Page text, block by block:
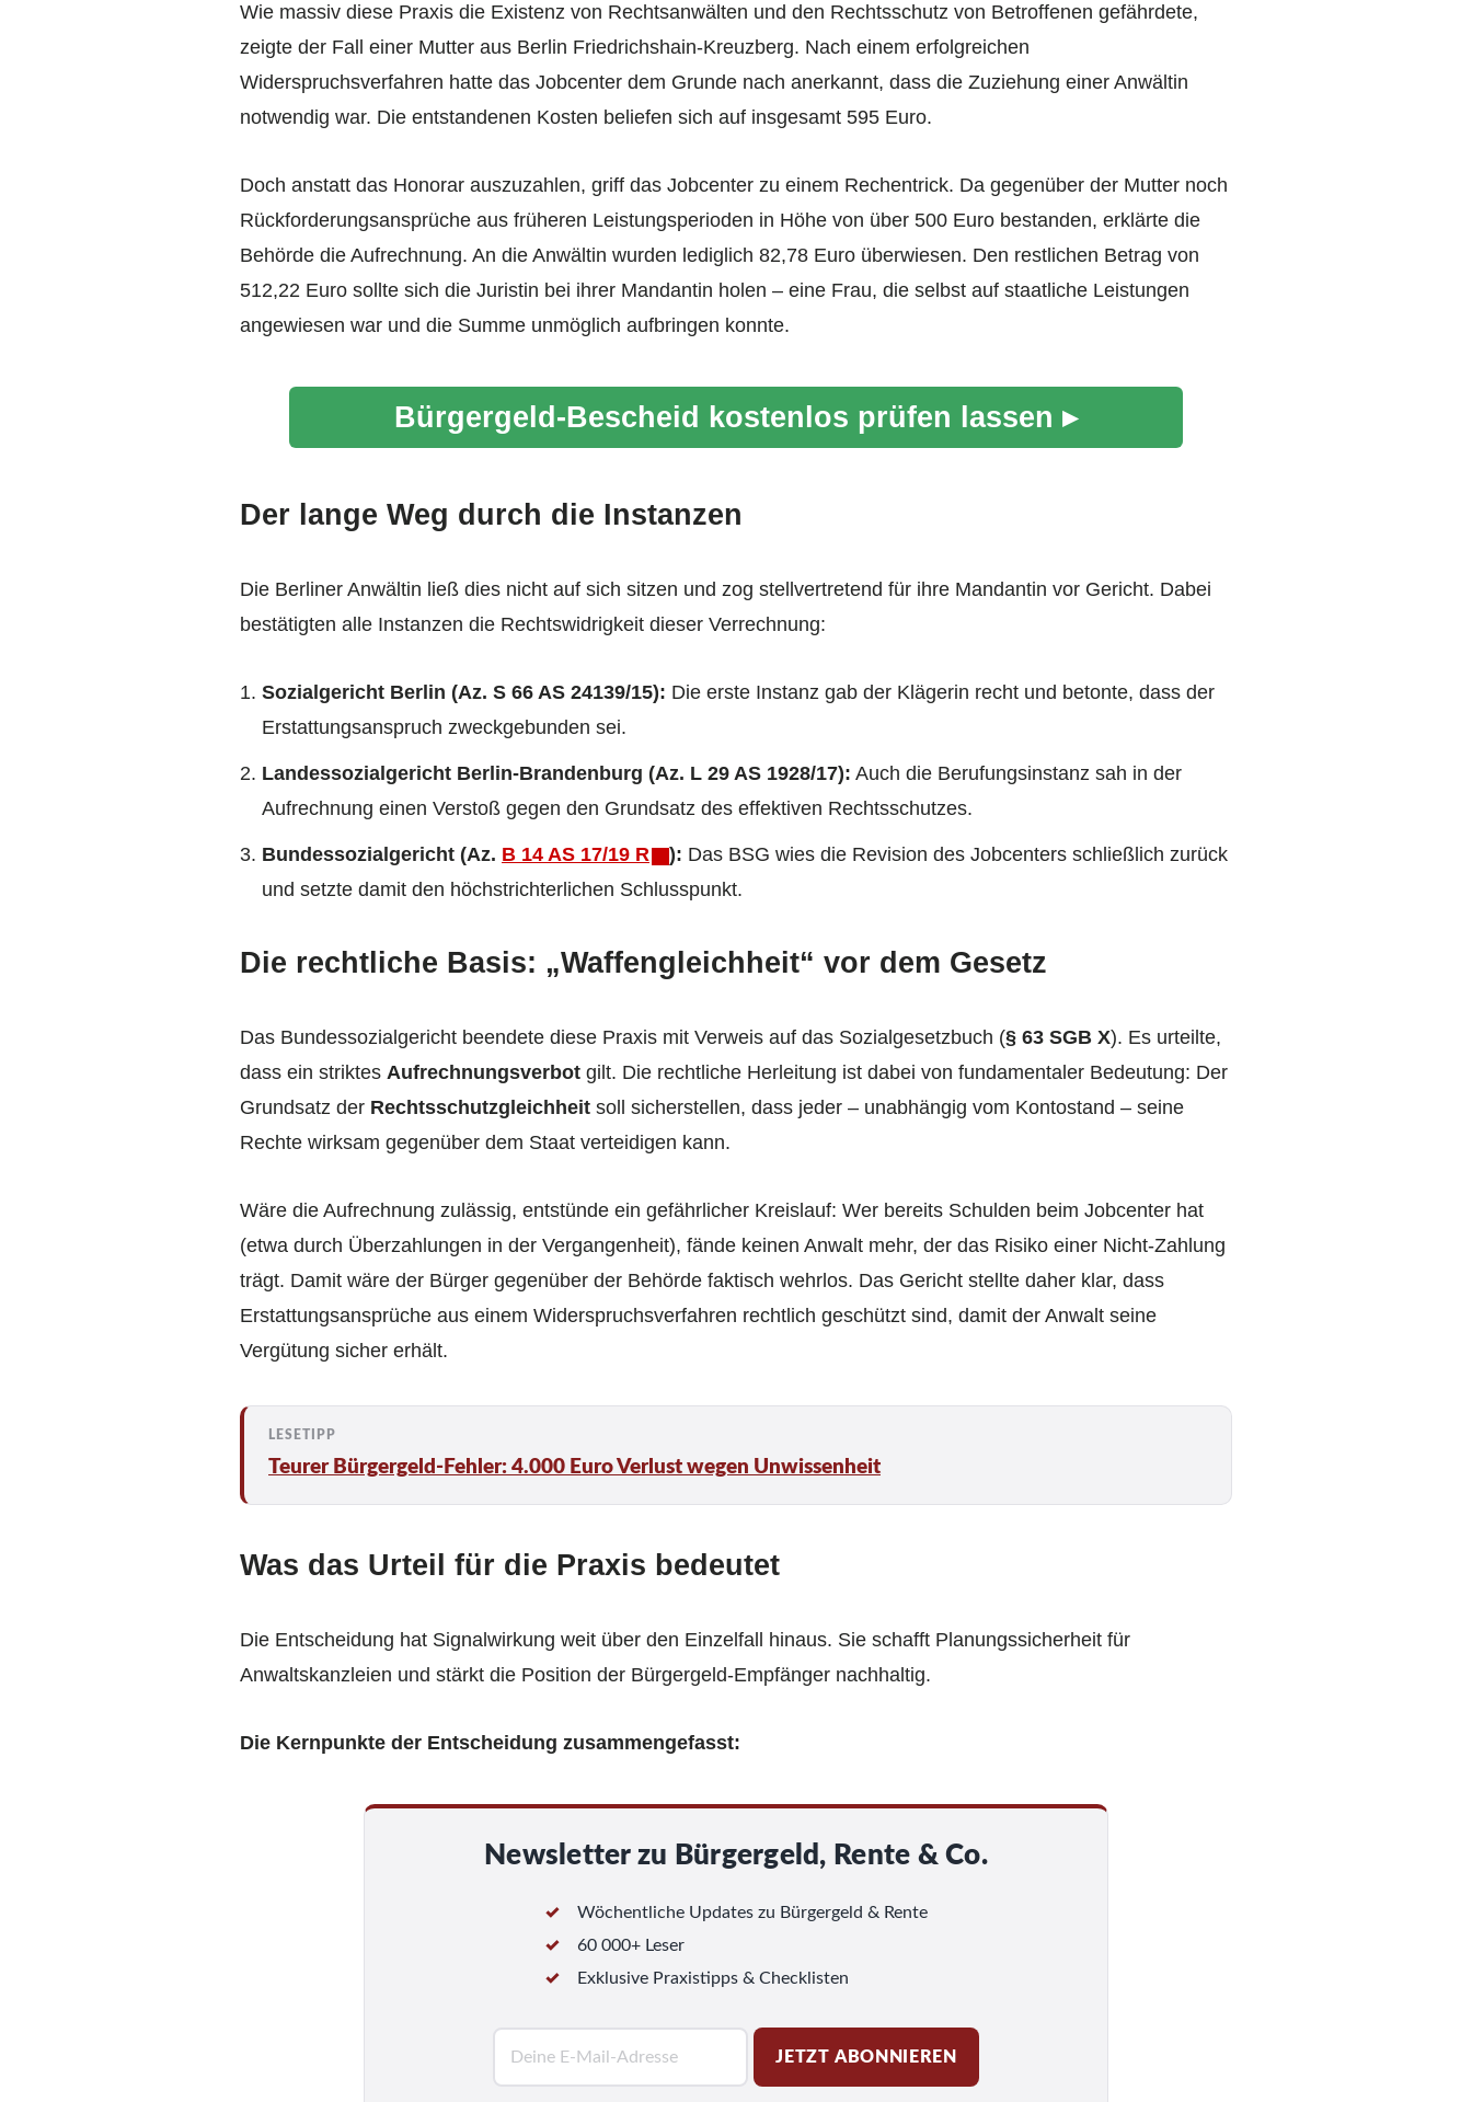
Wie massiv diese Praxis die Existenz von Rechtsanwälten und den Rechtsschutz von Betroffenen gefährdete,
zeigte der Fall einer Mutter aus Berlin Friedrichshain-Kreuzberg. Nach einem erfolgreichen
Widerspruchsverfahren hatte das Jobcenter dem Grunde nach anerkannt, dass die Zuziehung einer Anwältin
notwendig war. Die entstandenen Kosten beliefen sich auf insgesamt 595 Euro.
Doch anstatt das Honorar auszuzahlen, griff das Jobcenter zu einem Rechentrick. Da gegenüber der Mutter noch
Rückforderungsansprüche aus früheren Leistungsperioden in Höhe von über 500 Euro bestanden, erklärte die
Behörde die Aufrechnung. An die Anwältin wurden lediglich 82,78 Euro überwiesen. Den restlichen Betrag von
512,22 Euro sollte sich die Juristin bei ihrer Mandantin holen – eine Frau, die selbst auf staatliche Leistungen
angewiesen war und die Summe unmöglich aufbringen konnte.
Bürgergeld-Bescheid kostenlos prüfen lassen ▸
Der lange Weg durch die Instanzen
Die Berliner Anwältin ließ dies nicht auf sich sitzen und zog stellvertretend für ihre Mandantin vor Gericht. Dabei
bestätigten alle Instanzen die Rechtswidrigkeit dieser Verrechnung:
Sozialgericht Berlin (Az. S 66 AS 24139/15): Die erste Instanz gab der Klägerin recht und betonte, dass der
Erstattungsanspruch zweckgebunden sei.
Landessozialgericht Berlin-Brandenburg (Az. L 29 AS 1928/17): Auch die Berufungsinstanz sah in der
Aufrechnung einen Verstoß gegen den Grundsatz des effektiven Rechtsschutzes.
Bundessozialgericht (Az. B 14 AS 17/19 R ): Das BSG wies die Revision des Jobcenters schließlich zurück
und setzte damit den höchstrichterlichen Schlusspunkt.
Die rechtliche Basis: „Waffengleichheit“ vor dem Gesetz
Das Bundessozialgericht beendete diese Praxis mit Verweis auf das Sozialgesetzbuch (§ 63 SGB X). Es urteilte,
dass ein striktes Aufrechnungsverbot gilt. Die rechtliche Herleitung ist dabei von fundamentaler Bedeutung: Der
Grundsatz der Rechtsschutzgleichheit soll sicherstellen, dass jeder – unabhängig vom Kontostand – seine
Rechte wirksam gegenüber dem Staat verteidigen kann.
Wäre die Aufrechnung zulässig, entstünde ein gefährlicher Kreislauf: Wer bereits Schulden beim Jobcenter hat
(etwa durch Überzahlungen in der Vergangenheit), fände keinen Anwalt mehr, der das Risiko einer Nicht-Zahlung
trägt. Damit wäre der Bürger gegenüber der Behörde faktisch wehrlos. Das Gericht stellte daher klar, dass
Erstattungsansprüche aus einem Widerspruchsverfahren rechtlich geschützt sind, damit der Anwalt seine
Vergütung sicher erhält.
Teurer Bürgergeld-Fehler: 4.000 Euro Verlust wegen Unwissenheit
Was das Urteil für die Praxis bedeutet
Die Entscheidung hat Signalwirkung weit über den Einzelfall hinaus. Sie schafft Planungssicherheit für
Anwaltskanzleien und stärkt die Position der Bürgergeld-Empfänger nachhaltig.
Die Kernpunkte der Entscheidung zusammengefasst:
Newsletter zu Bürgergeld, Rente & Co.
Wöchentliche Updates zu Bürgergeld & Rente
60 000+ Leser
Exklusive Praxistipps & Checklisten
JETZT ABONNIEREN